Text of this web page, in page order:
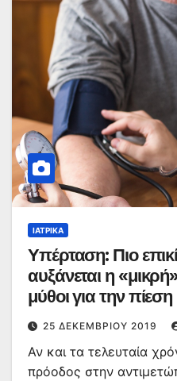
ΙΑΤΡΙΚΆ
Υπέρταση: Πιο
αυξάνεται η
μύθοι για την πίεση
25 ΔΕΚΕΜΒΡΊΟΥ 2019
Αν και τα τελευταία
πρόοδος στην